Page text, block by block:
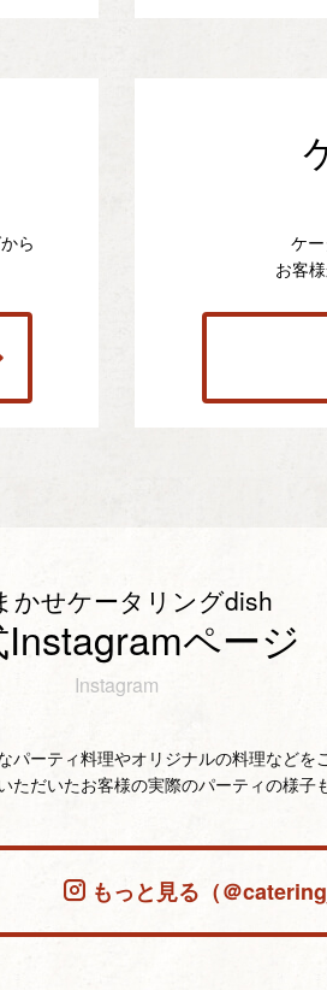
ら
ケ
お客
かせケータリングdish
ページ
Instagram
パーティ料理やオリジナルの料理などを
ただいたお客様の実際のパーティの様子
もっと見る（＠